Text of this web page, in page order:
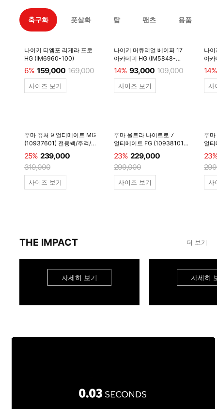
축구화 풋살화 탑 팬츠 용품
나이키 티엠포 리게라 프로
HG (IM6960-100)
6% 159,000 169,000
사이즈 보기
나이키 머큐리얼 베이퍼 17
아카데미 HG (IM5848-
600)
14% 93,000 109,000
사이즈 보기
나
아
14%
사
푸마 퓨처 9 얼티메이트 MG
(10937601) 전용쌕/주걱/
양말 #
25% 239,000
319,000
사이즈 보기
푸마 울트라 나이트로 7
얼티메이트 FG (10938101)
전용쌕/주걱/양말 #
23% 229,000
299,000
사이즈 보기
푸
얼
전
사
THE IMPACT 더 보기
자세히 보기 자세히